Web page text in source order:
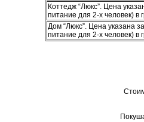
Коттедж “Люкс”. Цена
питание для 2-х человек) в
Дом “Люкс”. Цена указана
питание для 2-х человек) в